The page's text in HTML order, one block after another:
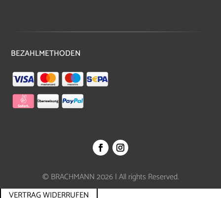
BEZAHLMETHODEN
© BRACHMANN 2026 | All rights Reserved.